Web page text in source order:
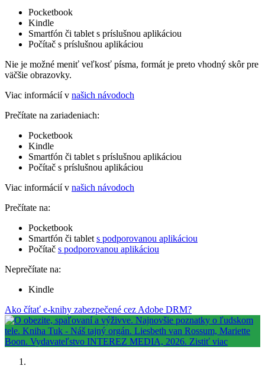
Pocketbook
Kindle
Smartfón či tablet s príslušnou aplikáciou
Počítač s príslušnou aplikáciou
Nie je možné meniť veľkosť písma, formát je preto vhodný skôr pre
väčšie obrazovky.
Viac informácií v našich návodoch
Prečítate na zariadeniach:
Pocketbook
Kindle
Smartfón či tablet s príslušnou aplikáciou
Počítač s príslušnou aplikáciou
Viac informácií v našich návodoch
Prečítate na:
Pocketbook
Smartfón či tablet s podporovanou aplikáciou
Počítač s podporovanou aplikáciou
Neprečítate na:
Kindle
Ako čítať e-knihy zabezpečené cez Adobe DRM?